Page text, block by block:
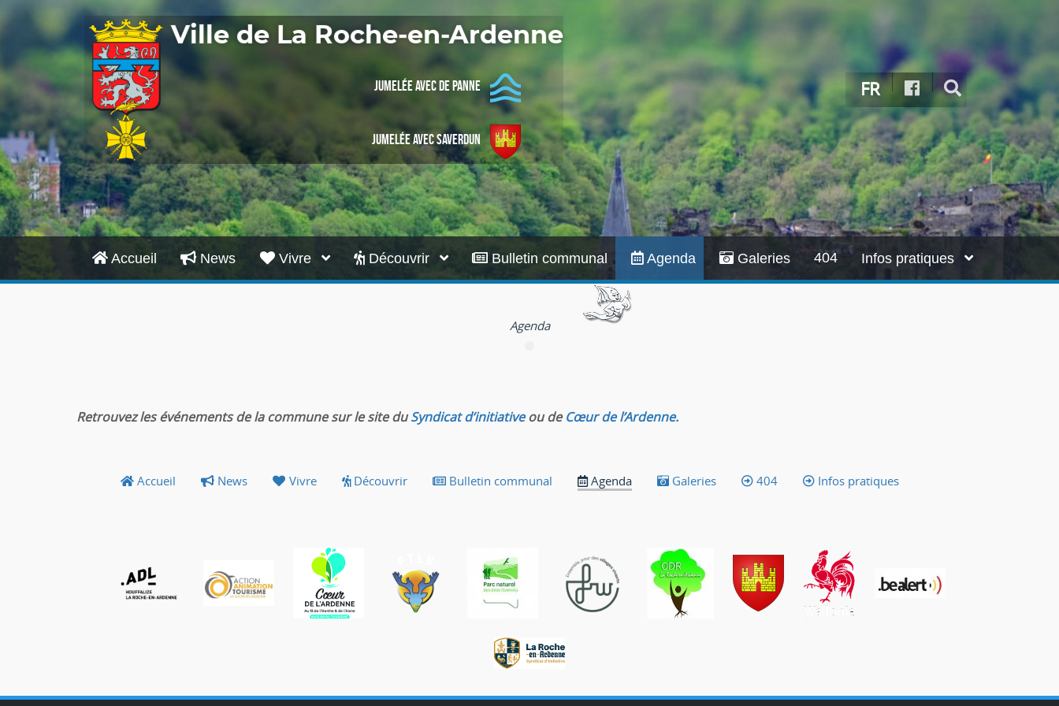
Ville de La Roche-en-Ardenne
Jumelée avec De Panne
Jumelée avec Saverdun
FR
Accueil News Vivre Découvrir Bulletin communal Agenda Galeries 404 Infos pratiques
Agenda
Retrouvez les événements de la commune sur le site duSyndicat d’initiativeou deCœur de l’Ardenne.
Accueil News Vivre Découvrir Bulletin communal Agenda Galeries 404 Infos pratiques